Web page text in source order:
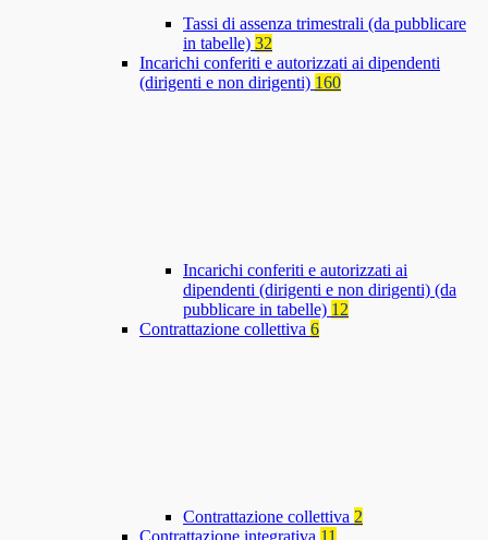
Tassi di assenza trimestrali (da pubblicare
in tabelle) 32
Incarichi conferiti e autorizzati ai dipendenti
(dirigenti e non dirigenti) 160
Incarichi conferiti e autorizzati ai
dipendenti (dirigenti e non dirigenti) (da
pubblicare in tabelle) 12
Contrattazione collettiva 6
Contrattazione collettiva 2